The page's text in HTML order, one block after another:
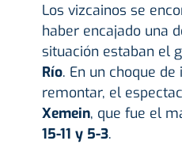
Los vizcainos se
haber encajado una
situación estaban el
Río. En un choque
remontar, el
Xemein, que fue el
15-11 y 5-3.